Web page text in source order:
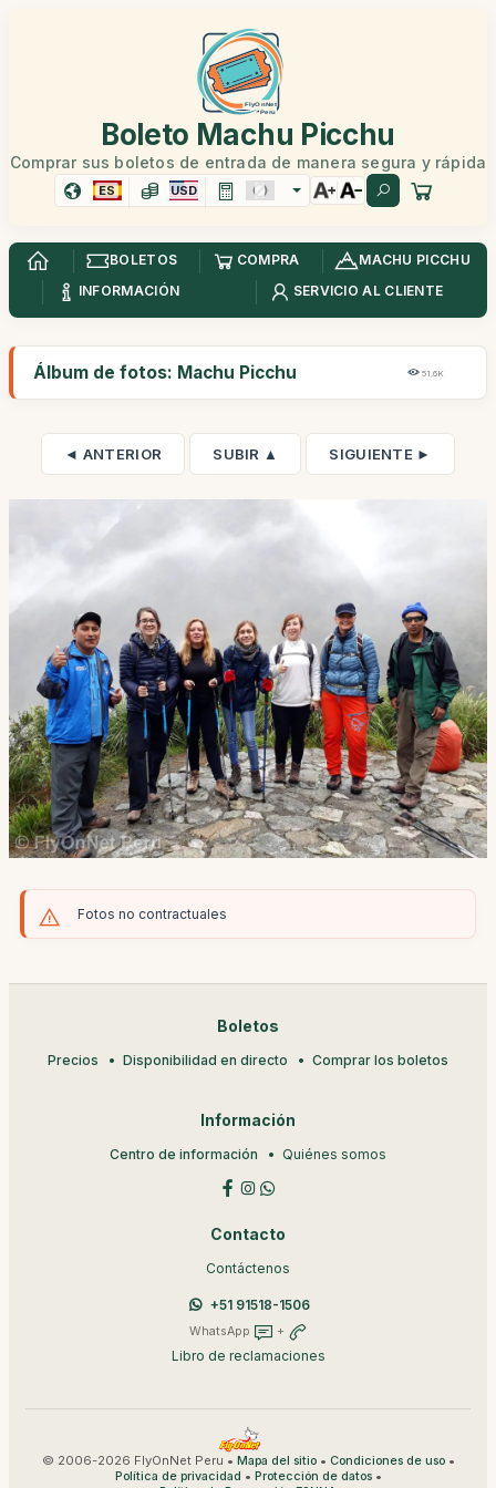
Boleto Machu Picchu
Comprar sus boletos de entrada de manera segura y rápida
ES USD
BOLETOS COMPRA
MACHU PICCHU
INFORMACIÓN
SERVICIO AL CLIENTE
Álbum de fotos: Machu Picchu 51,6K
◄ ANTERIOR SUBIR ▲ SIGUIENTE ►
Fotos no contractuales
Boletos
Precios Disponibilidad en directo Comprar los boletos
Información
Centro de información Quiénes somos
Contacto
Contáctenos
+51 91518-1506
WhatsApp +
Libro de reclamaciones
© 2006-2026 FlyOnNet Peru • Mapa del sitio• Condiciones de uso•
Política de privacidad • Protección de datos•